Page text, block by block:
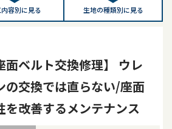
容別に見る 生地の種類別に見る
面ベルト交換修理】 ウレ
の交換では直らない/座面
を改善するメンテナンス